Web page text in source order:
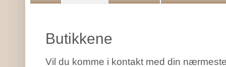
Butikkene
Vil du komme i kontakt med din